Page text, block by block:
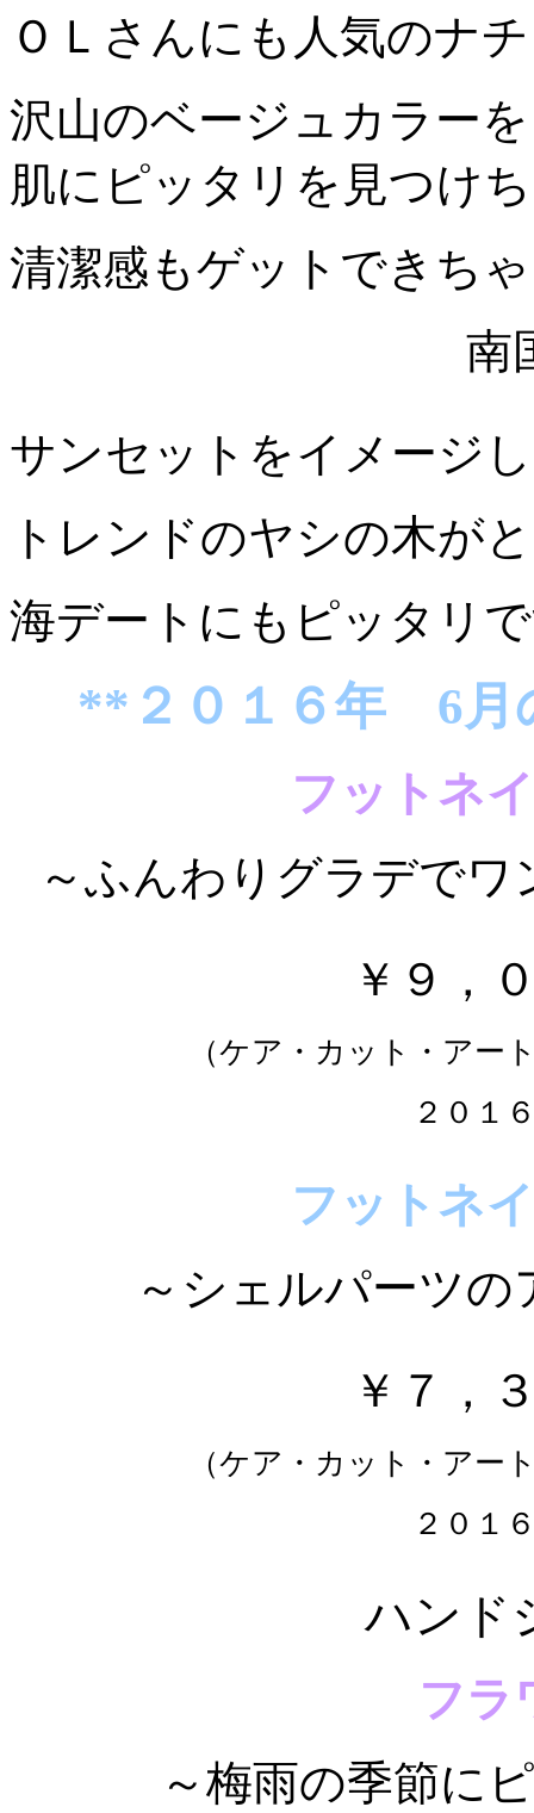
ＯＬさんにも人気のナ
沢山のベージュカラー
肌にピッタリを見つけ
清潔感もゲットできち
南
サンセットをイメージ
トレンドのヤシの木が
海デートにもピッタリ
**２０１６年 6月
フットネ
～ふんわりグラデで
￥９，
（ケア・カット・アー
２０１
フットネ
～シェルパーツ
￥７，
（ケア・カット・アー
２０１
ハンド
フラ
～梅雨の季節に